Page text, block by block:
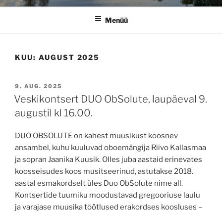
Menüü
KUU: AUGUST 2025
POSTED
ON
9. AUG. 2025
Veskikontsert DUO ObSolute, laupäeval 9.
augustil kl 16.00.
DUO OBSOLUTE on kahest muusikust koosnev
ansambel, kuhu kuuluvad oboemängija Riivo Kallasmaa
ja sopran Jaanika Kuusik. Olles juba aastaid erinevates
koosseisudes koos musitseerinud, astutakse 2018.
aastal esmakordselt üles Duo ObSolute nime all.
Kontsertide tuumiku moodustavad gregooriuse laulu
ja varajase muusika töötlused erakordses koosluses –